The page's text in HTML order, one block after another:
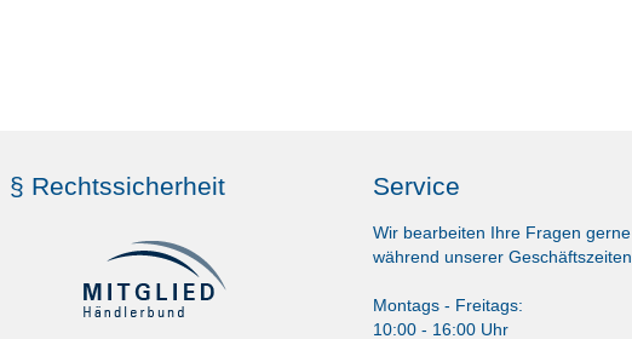
§ Rechtssicherheit Service
Wir bearbeiten Ihre Fragen gerne
während unserer Geschäftszeiten.
Montags - Freitags:
10:00 - 16:00 Uhr